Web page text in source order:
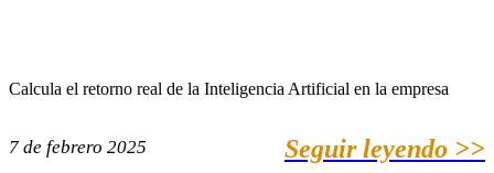
Calcula el retorno real de la Inteligencia Artificial en la empresa
7 de febrero 2025 Seguir leyendo >>